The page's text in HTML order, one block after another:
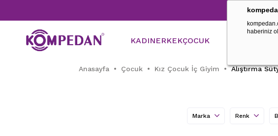
haberiniz
Tüm
KADINERKEKÇOCUK
Anasayfa Çocuk Kız Çocuk İç Giyim
Alıştırma
Marka Renk